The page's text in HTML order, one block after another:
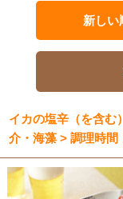
新しい
イカの塩辛（を含む
介・海藻 > 調理時